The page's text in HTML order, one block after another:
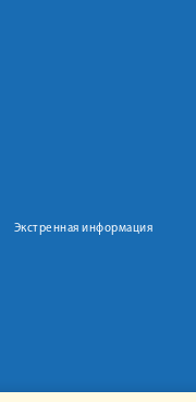
Экстренная информация